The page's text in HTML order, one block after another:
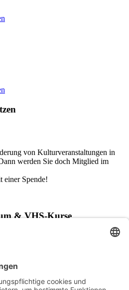
von Kulturveranstaltungen in
werden Sie doch Mitglied im
einer Spende!
& VHS-Kurse
für einige ihrer Kurse.
Übersicht.